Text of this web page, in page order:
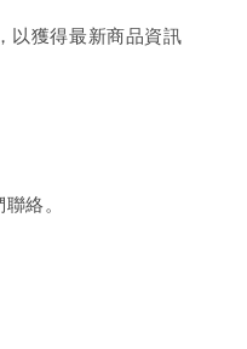
以獲得最新商品資訊
絡。